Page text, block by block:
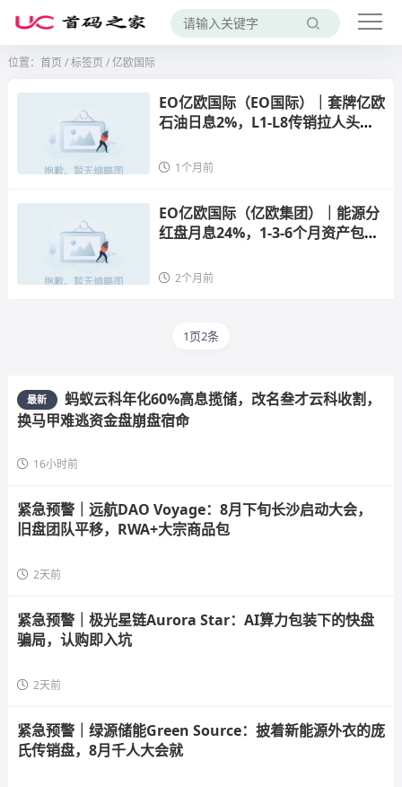
位置： 首页 /标签页 / 亿欧国际
EO亿欧国际（EO国际）｜套牌亿欧
石油日息2%，L1-L8传销拉人头
给缅甸园区凑业绩
1个月前
EO亿欧国际（亿欧集团）｜能源分
红盘月息24%，1-3-6个月资产包锁
的——上海OE欧亿是家正经卖口罩
2个月前
1页2条
最新
蚂蚁云科年化60%高息揽储，改名叁才云科收割，
换马甲难逃资金盘崩盘宿命
16小时前
紧急预警｜远航DAO Voyage：8月下旬长沙启动大会，
旧盘团队平移，RWA+大宗商品包
2天前
紧急预警｜极光星链Aurora Star：AI算力包装下的快盘
骗局，认购即入坑
2天前
紧急预警｜绿源储能Green Source：披着新能源外衣的庞
氏传销盘，8月千人大会就